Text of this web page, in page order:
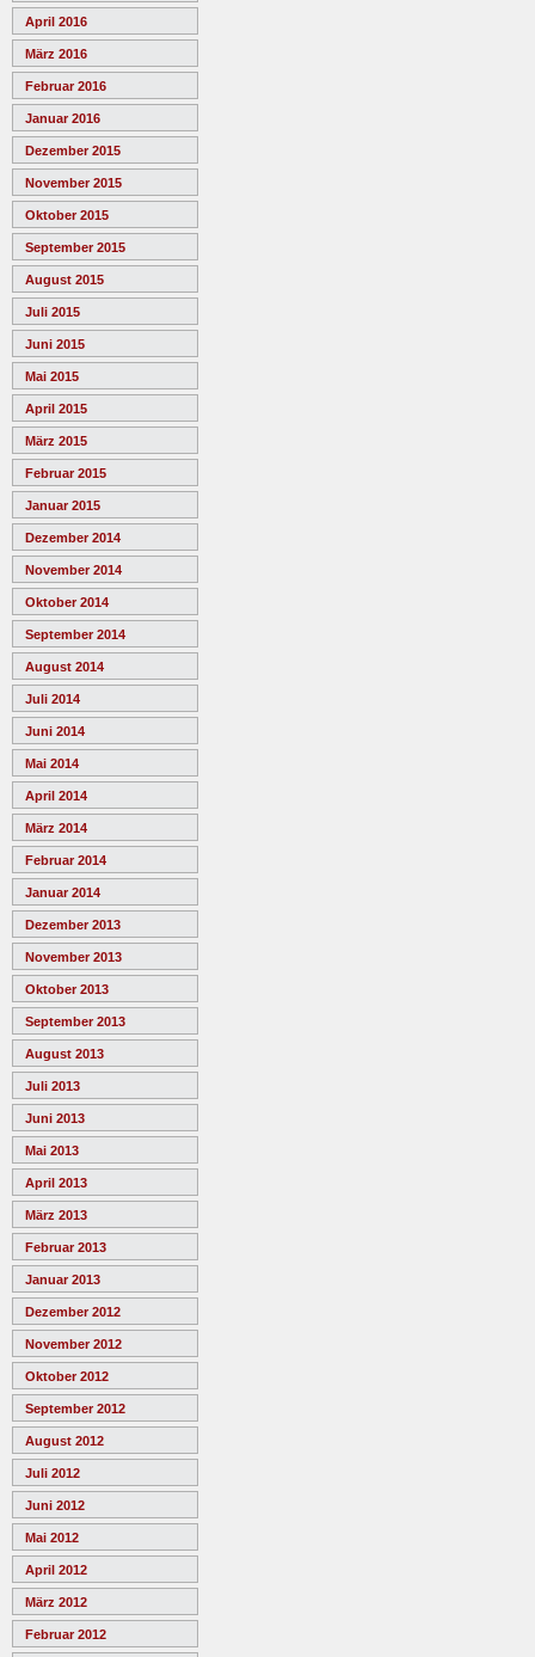
April 2016
März 2016
Februar 2016
Januar 2016
Dezember 2015
November 2015
Oktober 2015
September 2015
August 2015
Juli 2015
Juni 2015
Mai 2015
April 2015
März 2015
Februar 2015
Januar 2015
Dezember 2014
November 2014
Oktober 2014
September 2014
August 2014
Juli 2014
Juni 2014
Mai 2014
April 2014
März 2014
Februar 2014
Januar 2014
Dezember 2013
November 2013
Oktober 2013
September 2013
August 2013
Juli 2013
Juni 2013
Mai 2013
April 2013
März 2013
Februar 2013
Januar 2013
Dezember 2012
November 2012
Oktober 2012
September 2012
August 2012
Juli 2012
Juni 2012
Mai 2012
April 2012
März 2012
Februar 2012